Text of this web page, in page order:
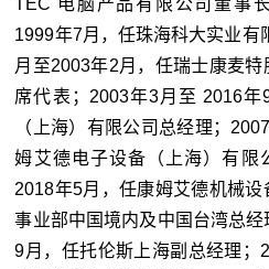
1999年7月，任珠海科大实业有
月至2003年2月，任瑞士康麦
席代表；2003年3月至 2016
（上海）有限公司总经理；
姆艾德电子设备（上海）有限
2018年5月，任康姆艾德机械
事业部中国境内及中国台湾总
9月，任托伦斯上海副总经理；